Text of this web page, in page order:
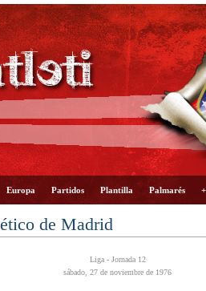
Europa Partidos Plantilla Palmarés
de Madrid
Liga - Jornada 12
sábado, 27 de noviembre de 1976